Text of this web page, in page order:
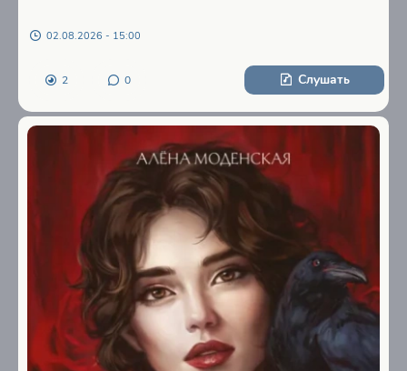
02.08.2026 - 15:00
2 0 Слушать